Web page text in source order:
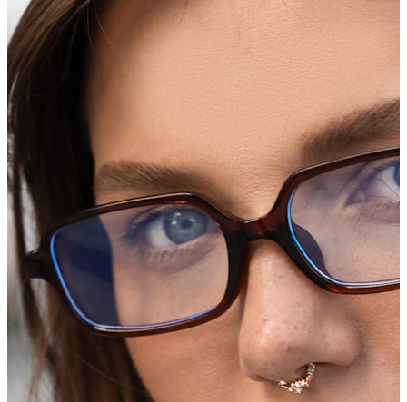
Zlaté 14k šperky
Nakupuj titan